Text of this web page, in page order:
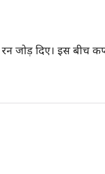
जोड़ दिए। इस बीच